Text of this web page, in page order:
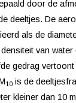
door de
deeltjes. De
als de
van water
gedrag
10 is de
kleiner dan 10